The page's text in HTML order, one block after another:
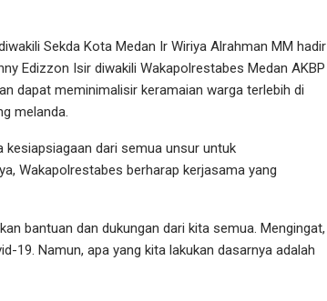
Sekda Kota Medan Ir Wiriya Alrahman MM hadir
Edizzon Isir diwakili Wakapolrestabes Medan AKBP
dapat meminimalisir keramaian warga terlebih di
melanda.
kesiapsiagaan dari semua unsur untuk
Wakapolrestabes berharap kerjasama yang
bantuan dan dukungan dari kita semua. Mengingat,
19. Namun, apa yang kita lakukan dasarnya adalah